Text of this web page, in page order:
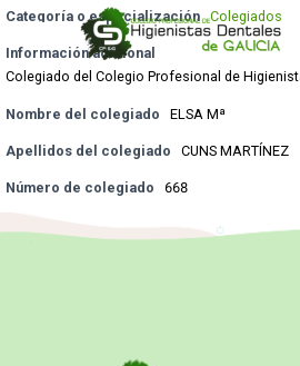
Categoría o especialización Colegiados
Información adicional
Colegiado del Colegio Profesional de
Nombre del colegiado ELSA Mª
Apellidos del colegiado CUNS MARTÍNEZ
Número de colegiado 668